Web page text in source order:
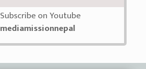
Subscribe on Youtube
mediamissionnepal